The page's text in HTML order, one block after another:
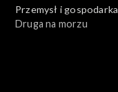
Przemysł i gospodarka
Druga na morzu